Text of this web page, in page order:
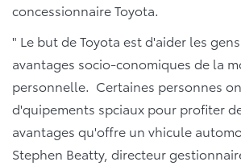
concessionnaire Toyota.
" Le but de Toyota est d'aider les
avantages socio-conomiques de la
personnelle. Certaines personnes
d'quipements spciaux pour profiter
avantages qu'offre un vhicule
Stephen Beatty, directeur